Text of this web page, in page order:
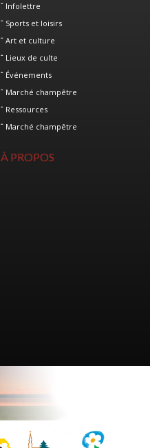
Infolettre
Sports et loisirs
Art et culture
Lieux de culte
Événements
Marché champêtre
Ressources
Marché champêtre
À PROPOS